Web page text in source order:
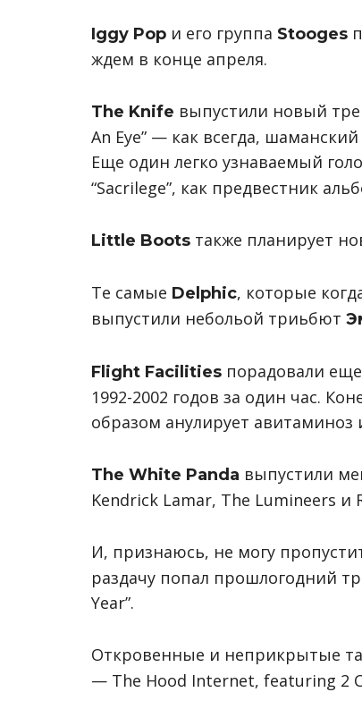
Iggy Pop и его группа Stooges
ждем в конце апреля.
The Knife выпустили новый
An Eye” — как всегда,
Еще один легко узнаваемый
“Sacrilege”, как предвестник
Little Boots также планирует
Те самые Delphic, которые
выпустили небольой триьбют
Flight Facilities порадовали
1992-2002 годов за один час.
образом анулирует авитаминоз
The White Panda выпустили
Kendrick Lamar, The Lumineers и
И, признаюсь, не могу
раздачу попал прошлогодний
Year”.
Откровенные и неприкрытые
— The Hood Internet, featuring 2